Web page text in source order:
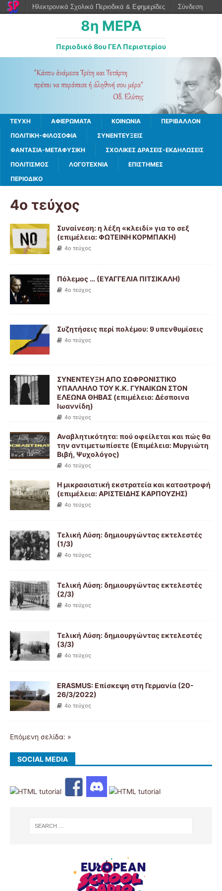
8η ΜΕΡΑ
Περιοδικό 8ου ΓΕΛ Περιστερίου
ΤΕΥΧΗ ΑΦΙΕΡΩΜΑΤΑ ΚΟΙΝΩΝΙΑ
ΠΕΡΙΒΑΛΛΟΝ
ΠΟΛΙΤΙΚΗ-ΦΙΛΟΣΟΦΙΑ
ΣΥΝΕΝΤΕΥΞΕΙΣ
ΦΑΝΤΑΣΙΑ-ΜΕΤΑΦΥΣΙΚΗ
ΣΧΟΛΙΚΕΣ ΔΡΑΣΕΙΣ-ΕΚΔΗΛΩΣΕΙΣ
ΠΟΛΙΤΙΣΜΟΣ
ΛΟΓΟΤΕΧΝΙΑ
ΕΠΙΣΤΗΜΕΣ
ΠΕΡΙΟΔΙΚΟ
4ο τεύχος
Συναίνεση: η λέξη «κλειδί» για το σεξ
(επιμέλεια: ΦΩΤΕΙΝΗ ΚΟΡΜΠΑΚΗ)
4ο τεύχος
Πόλεμος … (ΕΥΑΓΓΕΛΙΑ ΠΙΤΣΙΚΑΛΗ)
4ο τεύχος
Συζητήσεις περί πολέμου: 9 υπενθυμίσεις
4ο τεύχος
ΣΥΝΕΝΤΕΥΞΗ ΑΠΟ ΣΩΦΡΟΝΙΣΤΙΚΟ
ΥΠΑΛΛΗΛΟ ΤΟΥ Κ.Κ. ΓΥΝΑΙΚΩΝ ΣΤΟΝ
ΕΛΕΩΝΑ ΘΗΒΑΣ (επιμέλεια: Δέσποινα
Ιωαννίδη)
4ο τεύχος
Αναβλητικότητα: πού οφείλεται και πώς θα
την αντιμετωπίσετε (Επιμέλεια: Μυργιώτη
Βιβή, Ψυχολόγος)
4ο τεύχος
Η μικρασιατική εκστρατεία και καταστροφή
(επιμέλεια: ΑΡΙΣΤΕΙΔΗΣ ΚΑΡΠΟΥΖΗΣ)
4ο τεύχος
Τελική Λύση: δημιουργώντας εκτελεστές
(1/3)
4ο τεύχος
Τελική Λύση: δημιουργώντας εκτελεστές
(2/3)
4ο τεύχος
Τελική Λύση: δημιουργώντας εκτελεστές
(3/3)
4ο τεύχος
ERASMUS: Επίσκεψη στη Γερμανία (20-
26/3/2022)
4ο τεύχος
Επόμενη σελίδα: »
SOCIAL MEDIA
Ηλεκτρονικά Σχολικά Περιοδικά & Εφημερίδες Σύνδεση